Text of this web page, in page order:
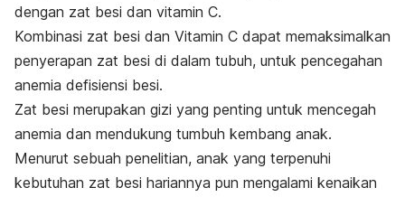
dengan zat besi dan vitamin C.
Kombinasi zat besi dan Vitamin C dapat memaksimalkan
penyerapan zat besi di dalam tubuh, untuk pencegahan
anemia defisiensi besi.
Zat besi merupakan gizi yang penting untuk mencegah
anemia dan mendukung tumbuh kembang anak.
Menurut sebuah penelitian, anak yang terpenuhi
kebutuhan zat besi hariannya pun mengalami kenaikan